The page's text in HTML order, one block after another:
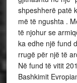
shpeshherë patë
më të ngushta .
të njohur se
ka edhe një fund
rrugë për një të
Në fund të vitit
Bashkimit